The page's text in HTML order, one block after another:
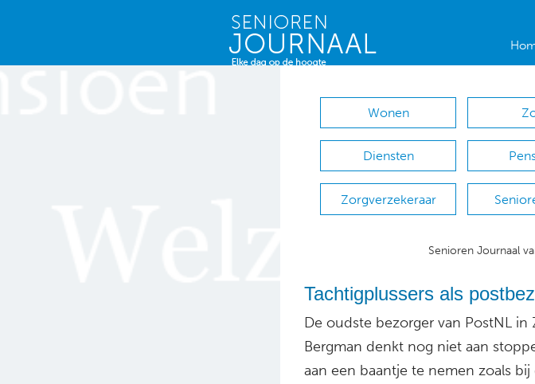
Wonen
Diensten
Zorgverzekeraar
Senioren Journaal
Tachtigplussers als
De oudste bezorger van PostNL in
Bergman denkt nog niet aan
aan een baantje te nemen zoals